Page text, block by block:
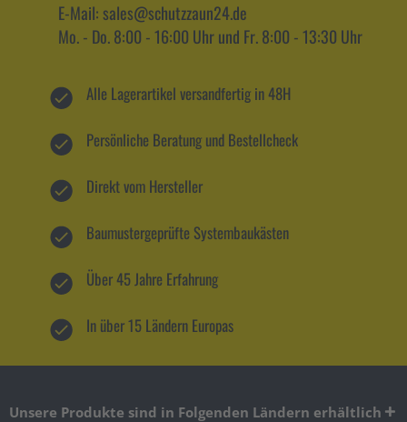
E-Mail: sales@schutzzaun24.de
Mo. - Do. 8:00 - 16:00 Uhr und Fr. 8:00 - 13:30 Uhr
Alle Lagerartikel versandfertig in 48H
Persönliche Beratung und Bestellcheck
Direkt vom Hersteller
Baumustergeprüfte Systembaukästen
Über 45 Jahre Erfahrung
In über 15 Ländern Europas
Unsere Produkte sind in Folgenden Ländern erhältlich